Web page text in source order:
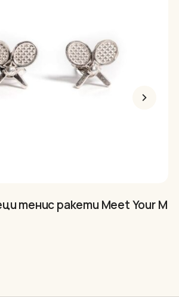
тенис ракети Meet Your
was: 34.50€.
цена е: 29.32€.